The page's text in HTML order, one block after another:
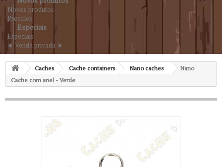
Novos produtos
Presales
Especiais
Especiais
★ Venda privada ★
Caches Cache containers Nano caches
Nano
Cache com anel - Verde